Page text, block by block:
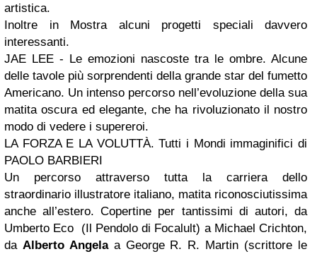
artistica.
Inoltre in Mostra alcuni progetti speciali davvero
interessanti.
JAE LEE - Le emozioni nascoste tra le ombre. Alcune
delle tavole più sorprendenti della grande star del fumetto
Americano. Un intenso percorso nell’evoluzione della sua
matita oscura ed elegante, che ha rivoluzionato il nostro
modo di vedere i supereroi.
LA FORZA E LA VOLUTTÀ. Tutti i Mondi immaginifici di
PAOLO BARBIERI
Un percorso attraverso tutta la carriera dello
straordinario illustratore italiano, matita riconosciutissima
anche all’estero. Copertine per tantissimi di autori, da
Umberto Eco (Il Pendolo di Focalult) a Michael Crichton,
da Alberto Angelaa George R. R. Martin (scrittore le